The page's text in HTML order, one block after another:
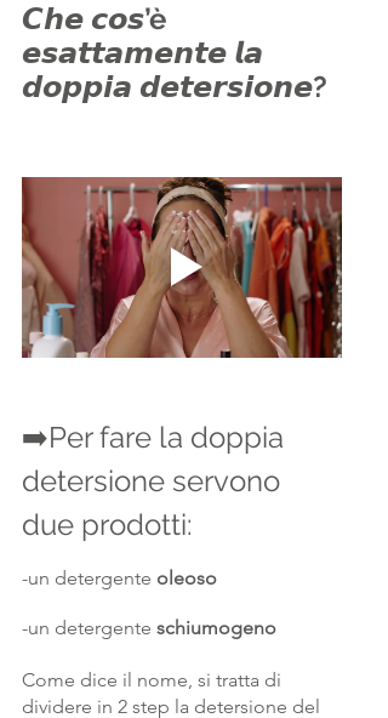
𝘾𝙝𝙚 𝙘𝙤𝙨’è
𝙚𝙨𝙖𝙩𝙩𝙖𝙢𝙚𝙣𝙩𝙚 𝙡𝙖
𝙙𝙤𝙥𝙥𝙞𝙖 𝙙𝙚𝙩𝙚𝙧𝙨𝙞𝙤𝙣𝙚?
➡️Per fare la doppia
detersione servono
due prodotti:
-un detergente oleoso
-un detergente schiumogeno
Come dice il nome, si tratta di
dividere in 2 step la detersione del